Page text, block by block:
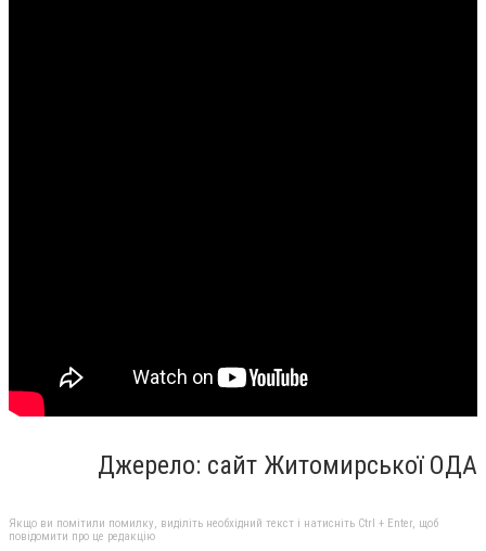
Джерело: сайт Житомирської ОДА
Якщо ви помітили помилку, виділіть необхідний текст і натисніть Ctrl + Enter, щоб
повідомити про це редакцію